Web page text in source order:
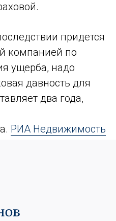
придется
компанией по
ущерба, надо
давность для
два года,
РИА Недвижимость